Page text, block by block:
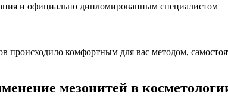
и официально дипломированным специалистом
комфортным для вас методом,
мезонитей в